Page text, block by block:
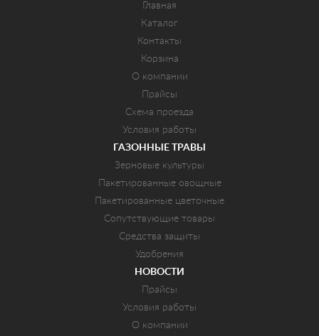
Главная
Каталог
Контакты
Корзина
О компании
Прайсы
Схема проезда
Условия работы
ГАЗОННЫЕ ТРАВЫ
Зерновые культуры
Пакетированные овощные
Пакетированные цветочные
Сопутствующие товары
Средства защиты
Удобрения
НОВОСТИ
Прайсы
Условия работы
О компании